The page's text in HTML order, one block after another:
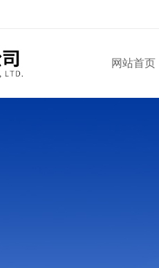
网站首页